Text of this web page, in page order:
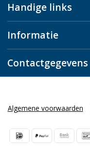
Handige links
Informatie
Contactgegevens
Algemene voorwaarden